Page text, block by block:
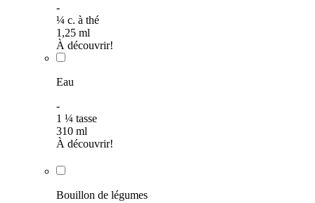
-
¼ c. à thé
1,25 ml
À découvrir!
Eau
-
1 ¼ tasse
310 ml
À découvrir!
Bouillon de légumes